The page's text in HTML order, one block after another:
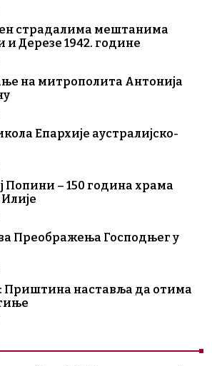
страдалима мештанима
Дерезе 1942. године
на митрополита Антонија
Епархије аустралијско-
Попини – 150 година храма
Преображења Господњег у
Приштина наставља да отима